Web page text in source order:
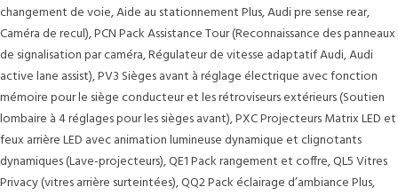
changement de voie, Aide au stationnement Plus, Audi pre sense rear,
Caméra de recul), PCN Pack Assistance Tour (Reconnaissance des panneaux
de signalisation par caméra, Régulateur de vitesse adaptatif Audi, Audi
active lane assist), PV3 Sièges avant à réglage électrique avec fonction
mémoire pour le siège conducteur et les rétroviseurs extérieurs (Soutien
lombaire à 4 réglages pour les sièges avant), PXC Projecteurs Matrix LED et
feux arrière LED avec animation lumineuse dynamique et clignotants
dynamiques (Lave-projecteurs), QE1 Pack rangement et coffre, QL5 Vitres
Privacy (vitres arrière surteintées), QQ2 Pack éclairage d’ambiance Plus,